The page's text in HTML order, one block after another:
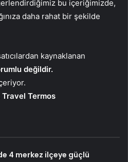
bu içeriğimizde,
daha rahat bir şekilde
kaynaklanan
değildir.
Termos
4 merkez ilçeye güçlü